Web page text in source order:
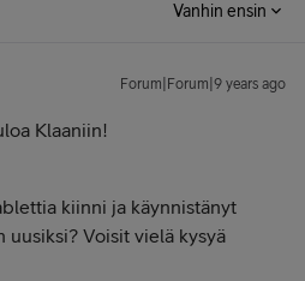
Vanhin ensin
Forum|Forum|9 years ago
Klaaniin!
kiinni ja käynnistänyt
uusiksi? Voisit vielä kysyä